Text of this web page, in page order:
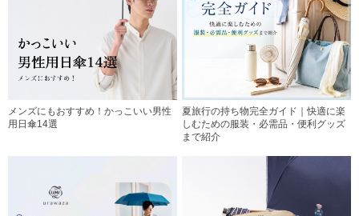
メンズにもおすすめ！かっこいい男性
用日傘14選
夏旅行の持ち物完全ガイド｜快適に楽
しむための服装・必需品・便利グッズ
まで紹介